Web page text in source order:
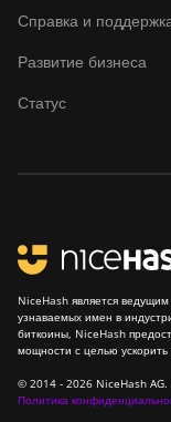
Справка и
Развитие бизнеса
Статус
NiceHash является
узнаваемых имен в
биткоины, NiceHash
мощности с целью
© 2014 - 2026 NiceHash AG.
Политика